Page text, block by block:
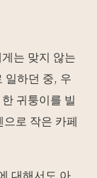
는 맞지 않는
일하던 중, 우
귀퉁이를 빌
로 작은 카페
대해서도 아